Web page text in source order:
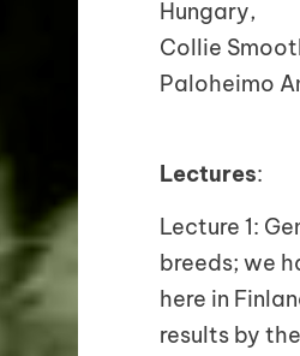
Hungary,
Collie
Paloheimo
Lectures:
Lecture 1:
breeds; we
here in
results by